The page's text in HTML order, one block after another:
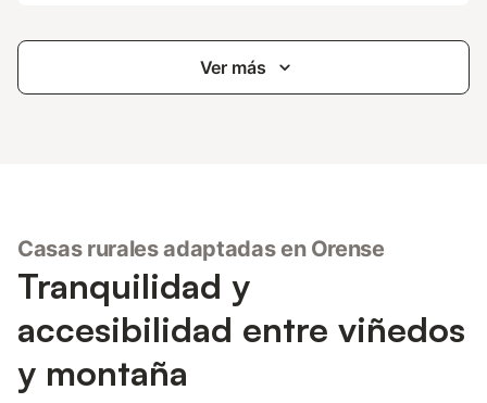
Ver más
Casas rurales adaptadas en Orense
Tranquilidad y
accesibilidad entre viñedos
y montaña